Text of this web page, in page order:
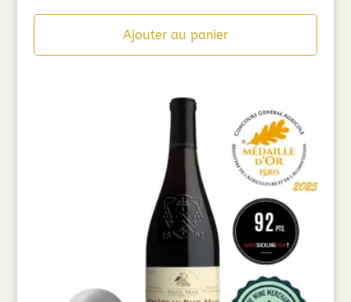
Ajouter au panier